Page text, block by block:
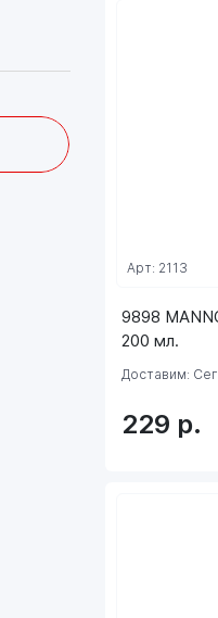
9898
200 мл.
Арт: 2113
Доставим:
229 р.